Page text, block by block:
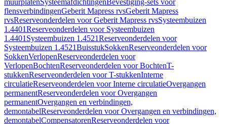
muurplatenSysteemafdichtingenBevestiging-sets voor
flensverbindingenGeberit Mapress rvsGeberit Mapress
rvsReserveonderdelen voor Geberit Mapress rvsSysteembuizen
1.4401Reserveonderdelen voor Systeembuizen
1.4401 Systeembuizen 1.4521Reserveonderdelen voor
Systeembuizen 1.4521BuisstukSokkenReserveonderdelen voor
SokkenVerlopenReserveonderdelen voor
VerlopenBochtenReserveonderdelen voor BochtenT-
stukkenReserveonderdelen voor T-stukkenInterne
circulatieReserveonderdelen voor Interne circulatieOvergangen
permanentReserveonderdelen voor Overgangen
permanentOvergangen en verbindingen,
demontabelReserveonderdelen voor Overgangen en verbindingen,
demontabelCompensatorenReserveonderdelen voor